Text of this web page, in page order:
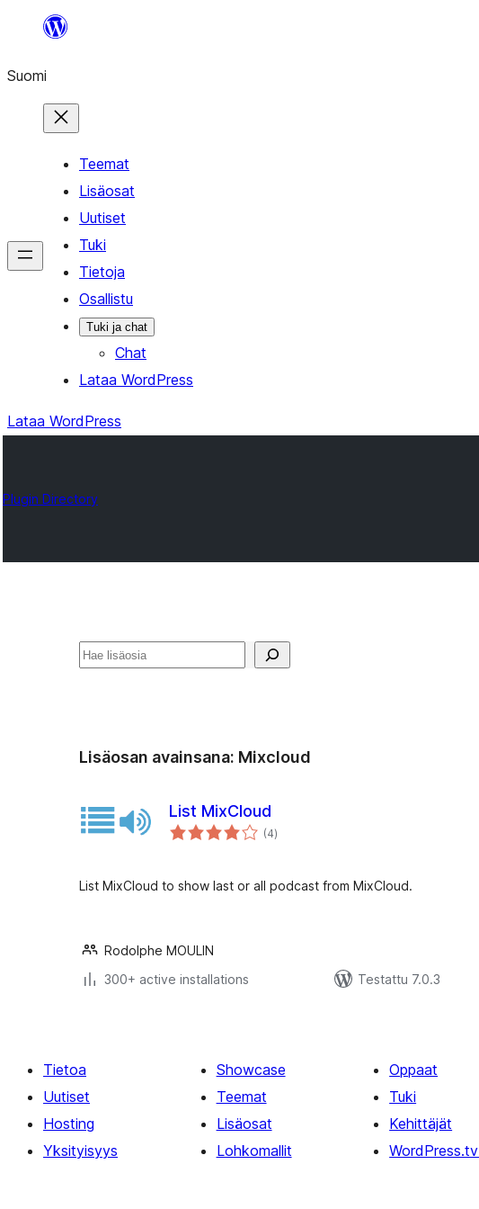
Suomi
Teemat
Lisäosat
Uutiset
Tuki
Tietoja
Osallistu
Tuki ja chat
Chat
Lataa WordPress
Lataa WordPress
Plugin Directory
Etsi
Lisäosan avainsana: Mixcloud
List MixCloud
(4arvosanat
yhteensä
)
List MixCloud to show last or all podcast from MixCloud.
Rodolphe MOULIN
300+ active installations
Testattu 7.0.3
Tietoa
Uutiset
Hosting
Yksityisyys
Showcase
Teemat
Lisäosat
Lohkomallit
Oppaat
Tuki
Kehittäjät
WordPress.tv